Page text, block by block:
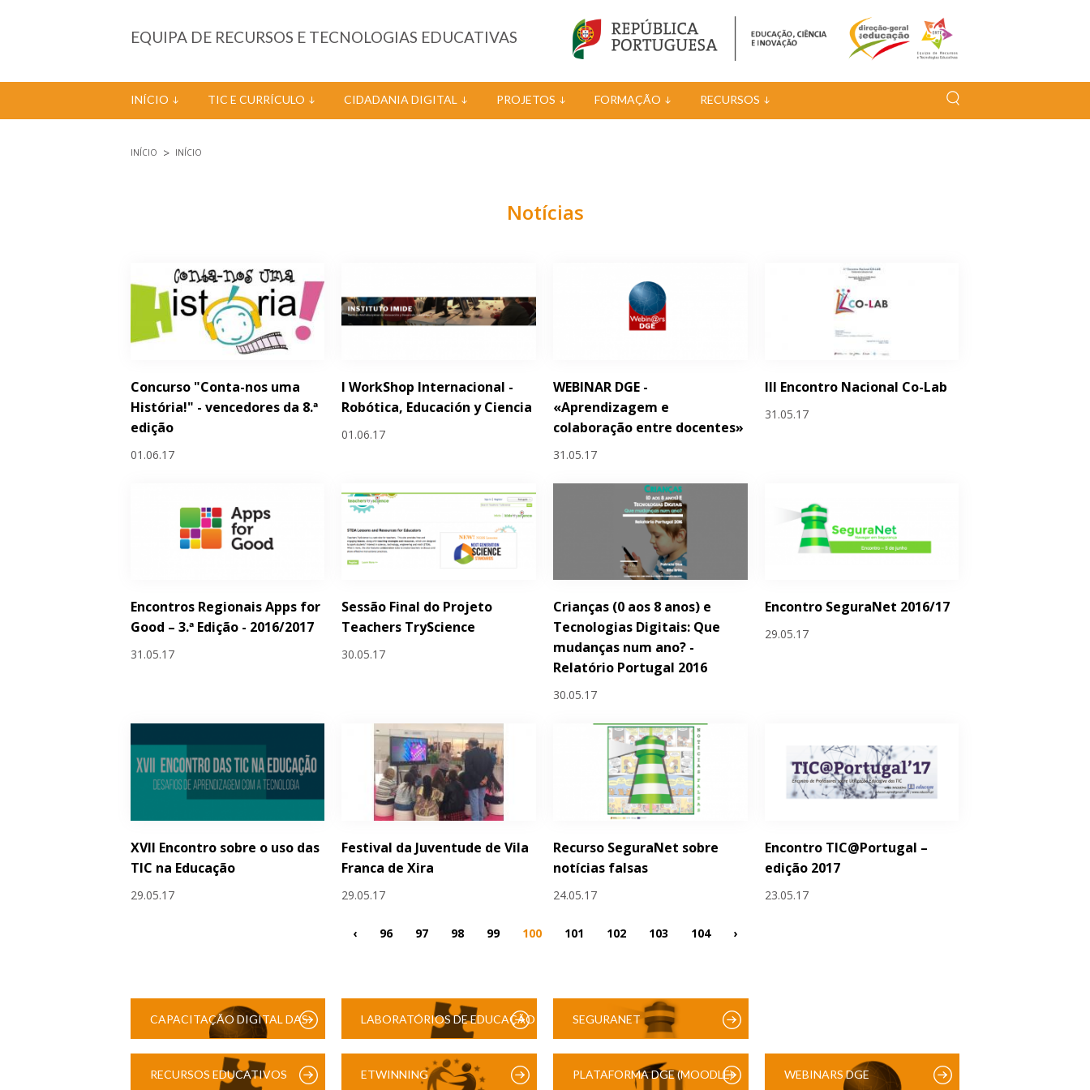
EQUIPA DE RECURSOS E TECNOLOGIAS EDUCATIVAS
INÍCIO TIC E CURRÍCULO CIDADANIA DIGITAL PROJETOS FORMAÇÃO RECURSOS
INÍCIO INÍCIO
Notícias
Concurso "Conta-nos uma
História!" - vencedores da 8.ª
edição
01.06.17
I WorkShop Internacional -
Robótica, Educación y Ciencia
01.06.17
WEBINAR DGE -
«Aprendizagem e
colaboração entre docentes»
31.05.17
III Encontro Nacional Co-Lab
31.05.17
Encontros Regionais Apps for
Good – 3.ª Edição - 2016/2017
31.05.17
Sessão Final do Projeto
Teachers TryScience
30.05.17
Crianças (0 aos 8 anos) e
Tecnologias Digitais: Que
mudanças num ano? -
Relatório Portugal 2016
30.05.17
Encontro SeguraNet 2016/17
29.05.17
XVII Encontro sobre o uso das
TIC na Educação
29.05.17
Festival da Juventude de Vila
Franca de Xira
29.05.17
Recurso SeguraNet sobre
notícias falsas
24.05.17
Encontro TIC@Portugal –
edição 2017
23.05.17
Páginas
‹ 96 97 98 99 100 101 102 103 104 ›
CAPACITAÇÃO DIGITAL DAS LABORATÓRIOS DE EDUCAÇÃO SEGURANET
RECURSOS EDUCATIVOS ETWINNING PLATAFORMA DGE (MOODLE) WEBINARS DGE